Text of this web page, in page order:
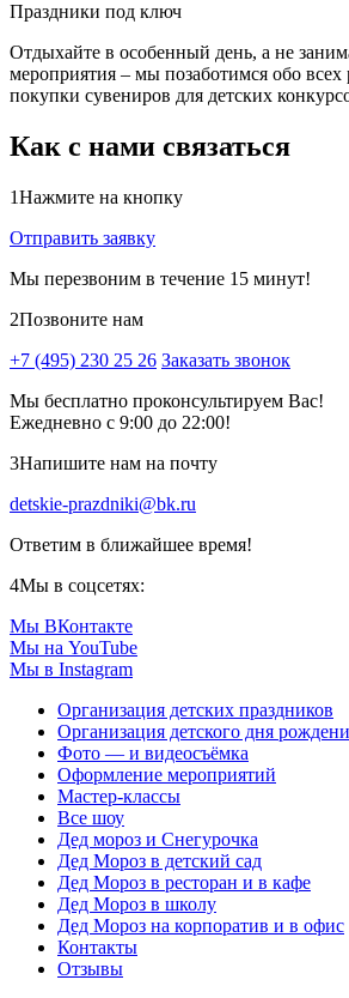
Праздники под ключ
Отдыхайте в особенный день, а не
мероприятия – мы позаботимся обо всех
покупки сувениров для детских
Как с нами связаться
1Нажмите на кнопку
Отправить заявку
Мы перезвоним в течение 15 минут!
2Позвоните нам
+7 (495) 230 25 26 Заказать звонок
Мы бесплатно проконсультируем Вас!
Ежедневно с 9:00 до 22:00!
3Напишите нам на почту
detskie-prazdniki@bk.ru
Ответим в ближайшее время!
4Мы в соцсетях:
Мы ВКонтакте
Мы на YouTube
Мы в Instagram
Организация детских праздников
Организация детского дня
Фото — и видеосъёмка
Оформление мероприятий
Мастер-классы
Все шоу
Дед мороз и Снегурочка
Дед Мороз в детский сад
Дед Мороз в ресторан и в кафе
Дед Мороз в школу
Дед Мороз на корпоратив и в офис
Контакты
Отзывы